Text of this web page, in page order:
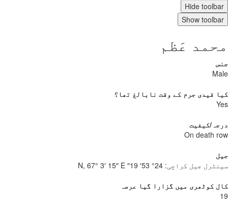
Hide
Show
عَظم
قیدی جرم کے وقت نابالغ تھا؟
کیفیت
On death
جیل کراچی:24° 53′ 19″ N, 67° 3′ 15″ E
کوٹھری میں گزارا گیا عرصہ